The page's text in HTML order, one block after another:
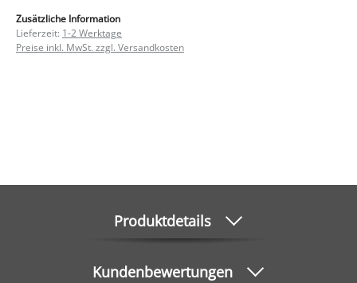
Zusätzliche Information
Lieferzeit: 1-2 Werktage
Preise inkl. MwSt. zzgl. Versandkosten
Produktdetails
Kundenbewertungen